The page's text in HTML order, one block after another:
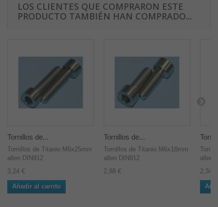
LOS CLIENTES QUE COMPRARON ESTE
PRODUCTO TAMBIÉN HAN COMPRADO...
Tornillos de...
Tornillos de Titanio M6x25mm
allen DIN912
3,24 €
Añadir al carrito
Tornillos de...
Tornillos de Titanio M6x18mm
allen DIN912
2,88 €
allen
2,34 €